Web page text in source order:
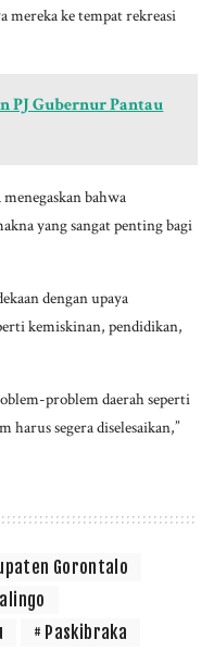
mereka ke tempat rekreasi
PJ Gubernur Pantau
bahwa
yang sangat penting bagi
dengan upaya
kemiskinan, pendidikan,
problem daerah seperti
harus segera diselesaikan,”
Gorontalo
Paskibraka